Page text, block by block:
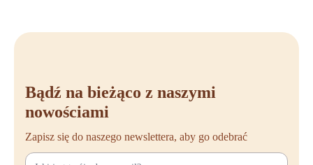
Bądź na bieżąco z naszymi
nowościami
Zapisz się do naszego newslettera, aby go odebrać